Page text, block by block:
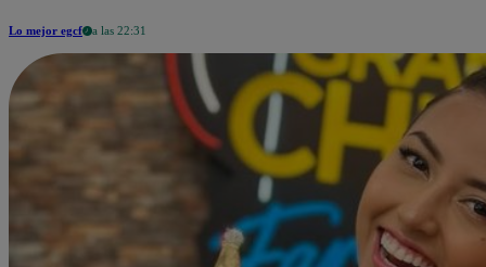
Lo mejor egcf a las 22:31